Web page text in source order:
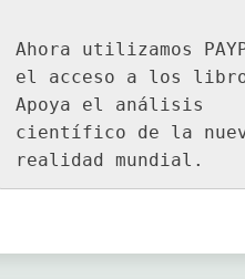
Ahora utilizamos
el acceso a los
Apoya el análisis
científico de la
realidad mundial.